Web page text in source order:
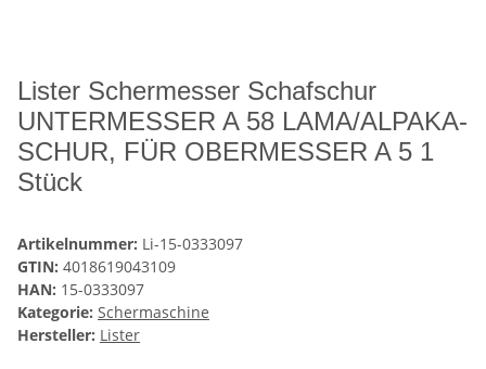
Lister Schermesser Schafschur
UNTERMESSER A 58 LAMA/ALPAKA-
SCHUR, FÜR OBERMESSER A 5 1
Stück
Artikelnummer: Li-15-0333097
GTIN: 4018619043109
HAN: 15-0333097
Kategorie: Schermaschine
Hersteller: Lister